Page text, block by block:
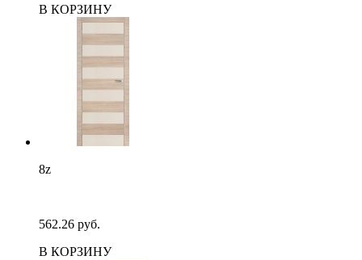
В КОРЗИНУ
8z
562.26 руб.
В КОРЗИНУ